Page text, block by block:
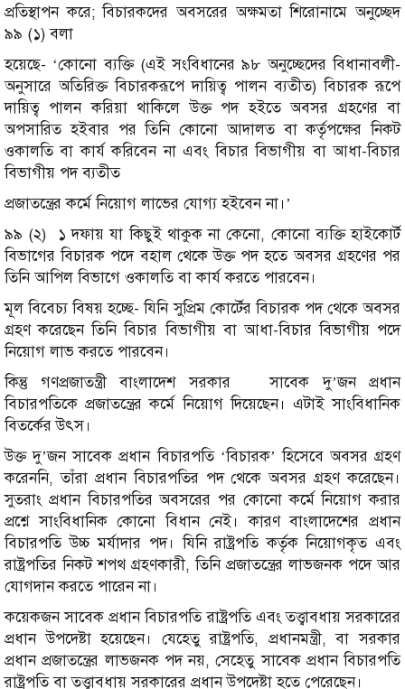
প্রতিস্থাপন করে; বিচারকদের অবসরের অক্ষমতা শিরোনামে অনুচ্ছেদ
৯৯ (১) বলা
হয়েছে- ‘কোনো ব্যক্তি (এই সংবিধানের ৯৮ অনুচ্ছেদের বিধানাবলী-
অনুসারে অতিরিক্ত বিচারকরূপে দায়িত্ব পালন ব্যতীত) বিচারক রূপে
দায়িত্ব পালন করিয়া থাকিলে উক্ত পদ হইতে অবসর গ্রহণের বা
অপসারিত হইবার পর তিনি কোনো আদালত বা কর্তৃপক্ষের নিকট
ওকালতি বা কার্য করিবেন না এবং বিচার বিভাগীয় বা আধা-বিচার
বিভাগীয় পদ ব্যতীত
প্রজাতন্ত্রের কর্মে নিয়োগ লাভের যোগ্য হইবেন না।’
৯৯ (২) ১ দফায় যা কিছুই থাকুক না কেনো, কোনো ব্যক্তি হাইকোর্ট
বিভাগের বিচারক পদে বহাল থেকে উক্ত পদ হতে অবসর গ্রহণের পর
তিনি আপিল বিভাগে ওকালতি বা কার্য করতে পারবেন।
মূল বিবেচ্য বিষয় হচ্ছে- যিনি সুপ্রিম কোর্টের বিচারক পদ থেকে অবসর
গ্রহণ করেছেন তিনি বিচার বিভাগীয় বা আধা-বিচার বিভাগীয় পদে
নিয়োগ লাভ করতে পারবেন।
কিন্তু গণপ্রজাতন্ত্রী বাংলাদেশ সরকার সাবেক দু’জন প্রধান
বিচারপতিকে প্রজাতন্ত্রের কর্মে নিয়োগ দিয়েছেন। এটাই সাংবিধানিক
বিতর্কের উৎস।
উক্ত দু’জন সাবেক প্রধান বিচারপতি ‘বিচারক’ হিসেবে অবসর গ্রহণ
করেননি, তাঁরা প্রধান বিচারপতির পদ থেকে অবসর গ্রহণ করেছেন।
সুতরাং প্রধান বিচারপতির অবসরের পর কোনো কর্মে নিয়োগ করার
প্রশ্নে সাংবিধানিক কোনো বিধান নেই। কারণ বাংলাদেশের প্রধান
বিচারপতি উচ্চ মর্যাদার পদ। যিনি রাষ্ট্রপতি কর্তৃক নিয়োগকৃত এবং
রাষ্ট্রপতির নিকট শপথ গ্রহণকারী, তিনি প্রজাতন্ত্রের লাভজনক পদে আর
যোগদান করতে পারেন না।
কয়েকজন সাবেক প্রধান বিচারপতি রাষ্ট্রপতি এবং তত্ত্বাবধায় সরকারের
প্রধান উপদেষ্টা হয়েছেন। যেহেতু রাষ্ট্রপতি, প্রধানমন্ত্রী, বা সরকার
প্রধান প্রজাতন্ত্রের লাভজনক পদ নয়, সেহেতু সাবেক প্রধান বিচারপতি
রাষ্ট্রপতি বা তত্ত্বাবধায় সরকারের প্রধান উপদেষ্টা হতে পেরেছেন।